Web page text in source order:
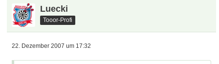
Luecki
Tooor-Profi
22. Dezember 2007 um 17:32